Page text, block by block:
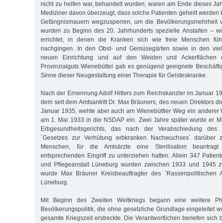
nicht zu helfen war, behandelt wurden, waren am Ende dieses
Mediziner davon überzeugt, dass solche Patienten geheilt werden
Gefängnismauern wegzusperren, um die Bevölkerungsmehrheit
wurden zu Beginn des 20. Jahrhunderts spezielle Anstalten –
errichtet, in denen die Kranken sich wie freie Menschen
nachgingen. In den Obst- und Gemüsegärten sowie in den
neuen Einrichtung und auf den Weiden und Ackerflächen
Provinzialguts Wienebüttel gab es genügend geeignete
Sinne dieser Neugestaltung einer Therapie für Geisteskranke.
Nach der Ernennung Adolf Hitlers zum Reichskanzler im Januar
dem seit dem Amtsantritt Dr. Max Bräuners, des neuen Direktors
Januar 1935, wehte aber auch am Wienebüttler Weg ein anderer
am 1. Mai 1933 in die NSDAP ein. Zwei Jahre später wurde er
Erbgesundheitsgerichts, das nach der Verabschiedung des
`Gesetzes zur Verhütung erbkranken Nachwuchses´
Menschen, für die Amtsärzte eine Sterilisation
entsprechenden Eingriff zu unterziehen hatten. Allein 347
und Pflegeanstalt Lüneburg wurden zwischen 1933 und 1945
wurde Max Bräuner Kreisbeauftragter des `Rassenpolitischen
Lüneburg.
Mit Beginn des Zweiten Weltkriegs begann eine weitere
Bevölkerungspolitik, die ohne gesetzliche Grundlage eingeleitet
gesamte Kriegszeit erstreckte. Die Verantwortlichen beriefen sich